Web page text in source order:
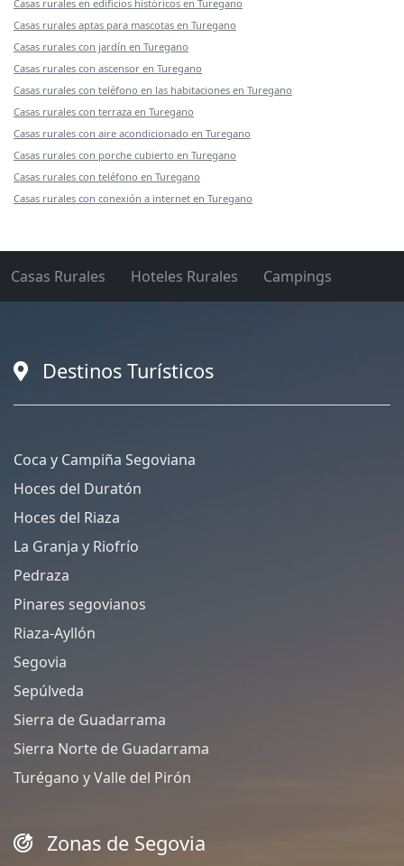
Casas rurales en edificios históricos en Turegano
Casas rurales aptas para mascotas en Turegano
Casas rurales con jardín en Turegano
Casas rurales con ascensor en Turegano
Casas rurales con teléfono en las habitaciones en Turegano
Casas rurales con terraza en Turegano
Casas rurales con aire acondicionado en Turegano
Casas rurales con porche cubierto en Turegano
Casas rurales con teléfono en Turegano
Casas rurales con conexión a internet en Turegano
Casas Rurales Hoteles Rurales Campings
Destinos Turísticos
Coca y Campiña Segoviana
Hoces del Duratón
Hoces del Riaza
La Granja y Riofrío
Pedraza
Pinares segovianos
Riaza-Ayllón
Segovia
Sepúlveda
Sierra de Guadarrama
Sierra Norte de Guadarrama
Turégano y Valle del Pirón
Zonas de Segovia